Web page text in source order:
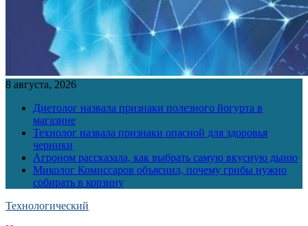
8 августа, 2026
Диетолог назвала признаки полезного йогурта в
магазине
Технолог назвала признаки опасной для здоровья
черники
Агроном рассказала, как выбрать самую вкусную дыню
Миколог Комиссаров объяснил, почему грибы нужно
собирать в корзину
Технологический